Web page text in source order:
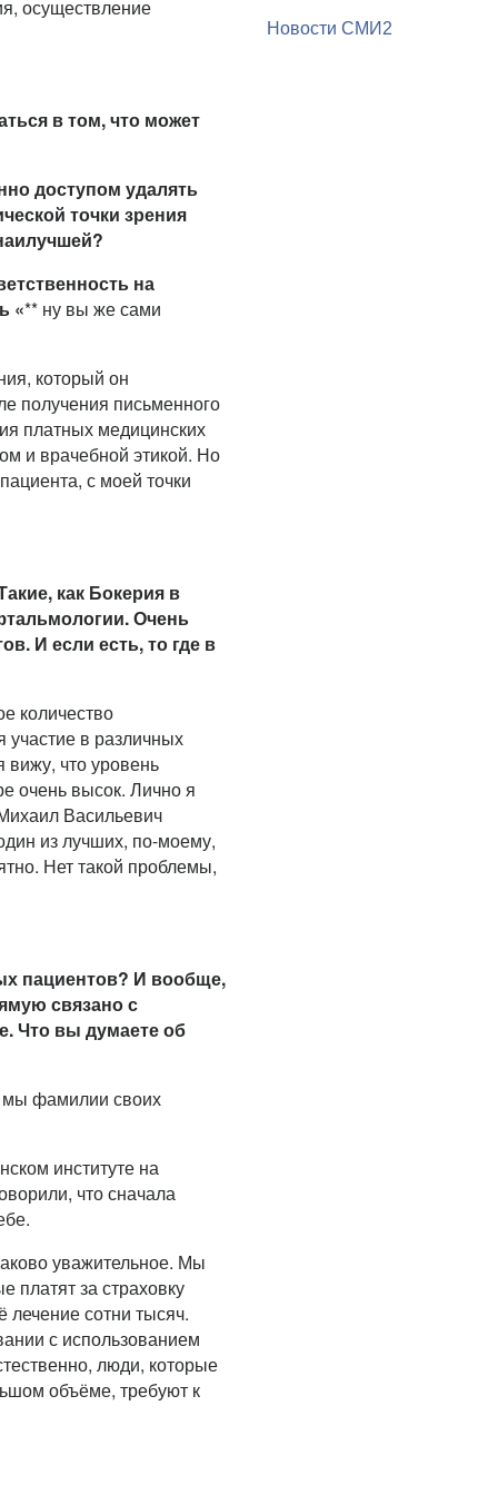
осуществление
в том, что может
доступом удалять
точки зрения
на
«** ну вы же сами
который он
получения письменного
платных медицинских
и врачебной этикой. Но
с моей точки
как Бокерия в
Очень
И если есть, то где в
количество
в различных
что уровень
очень высок. Лично я
Васильевич
из лучших, по-моему,
Нет такой проблемы,
пациентов? И вообще,
связано с
Что вы думаете об
мы фамилии своих
институте на
что сначала
уважительное. Мы
платят за страховку
лечение сотни тысяч.
с использованием
люди, которые
объёме, требуют к
Новости СМИ2